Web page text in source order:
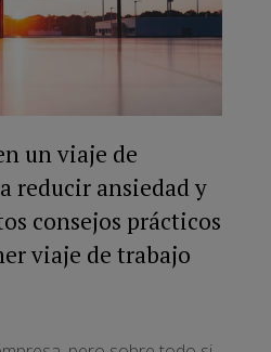
un viaje de
reducir ansiedad y
consejos prácticos
viaje de trabajo